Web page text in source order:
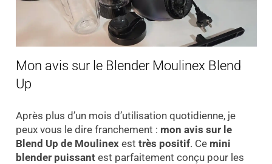
Mon avis sur le Blender Moulinex Blend
Up
Après plus d’un mois d’utilisation quotidienne, je
peux vous le dire franchement : mon avis sur le
Blend Up de Moulinexest très positif. Ce mini
blender puissantest parfaitement conçu pour les